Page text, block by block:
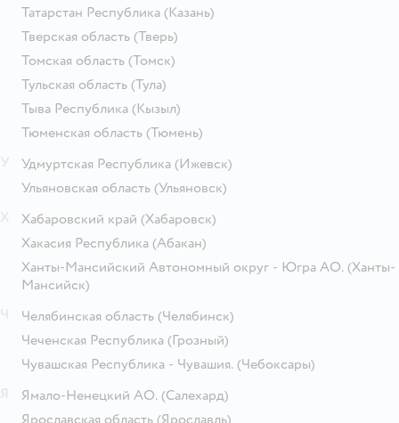
Татарстан Республика (Казань)
Тверская область (Тверь)
Томская область (Томск)
Тульская область (Тула)
Тыва Республика (Кызыл)
Тюменская область (Тюмень)
Удмуртская Республика (Ижевск)
Ульяновская область (Ульяновск)
Хабаровский край (Хабаровск)
Хакасия Республика (Абакан)
Ханты-Мансийский Автономный округ - Югра АО. (Ханты-
Мансийск)
Челябинская область (Челябинск)
Чеченская Республика (Грозный)
Чувашская Республика - Чувашия. (Чебоксары)
Ямало-Ненецкий АО. (Салехард)
Ярославская область (Ярославль)